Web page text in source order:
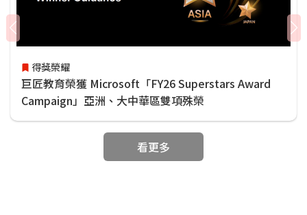
得獎榮耀
巨匠教育榮獲 Microsoft「FY26 Superstars Award
Campaign」亞洲、大中華區雙項殊榮
看更多